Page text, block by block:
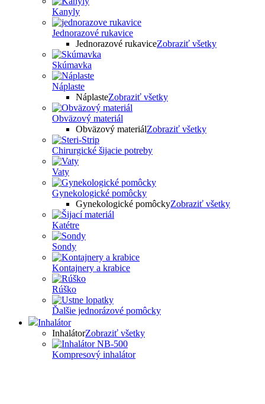
Kanyly
Jednorazové rukavice
Jednorazové rukaviceZobraziť všetky
Skúmavka
Náplaste
NáplasteZobraziť všetky
Obväzový materiál
Obväzový materiálZobraziť všetky
Chirurgické šijacie potreby
Vaty
Gynekologické pomôcky
Gynekologické pomôckyZobraziť všetky
Katétre
Sondy
Kontajnery a krabice
Rúško
Ďalšie jednorázové pomôcky
Inhalátor
InhalátorZobraziť všetky
Kompresový inhalátor